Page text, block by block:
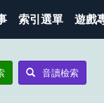
索引選單 遊戲
音讀檢索